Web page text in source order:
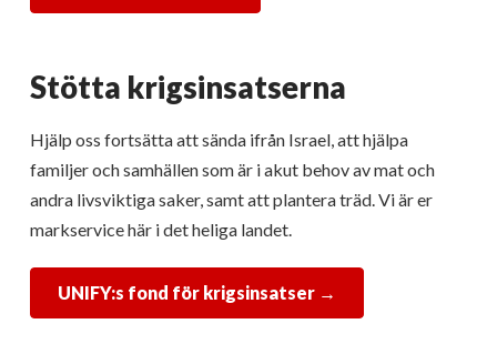
Stötta krigsinsatserna
Hjälp oss fortsätta att sända ifrån Israel, att hjälpa
familjer och samhällen som är i akut behov av mat och
andra livsviktiga saker, samt att plantera träd. Vi är er
markservice här i det heliga landet.
UNIFY:s fond för krigsinsatser →